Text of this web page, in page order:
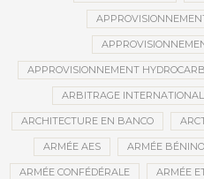
APPROVISIONNEMENT
ARBITRAGE INTERNATIONAL
ARCHITECTURE EN BANCO
ARMÉE AES ARMÉE
ARMÉE CONFÉDÉRALE ARMÉE